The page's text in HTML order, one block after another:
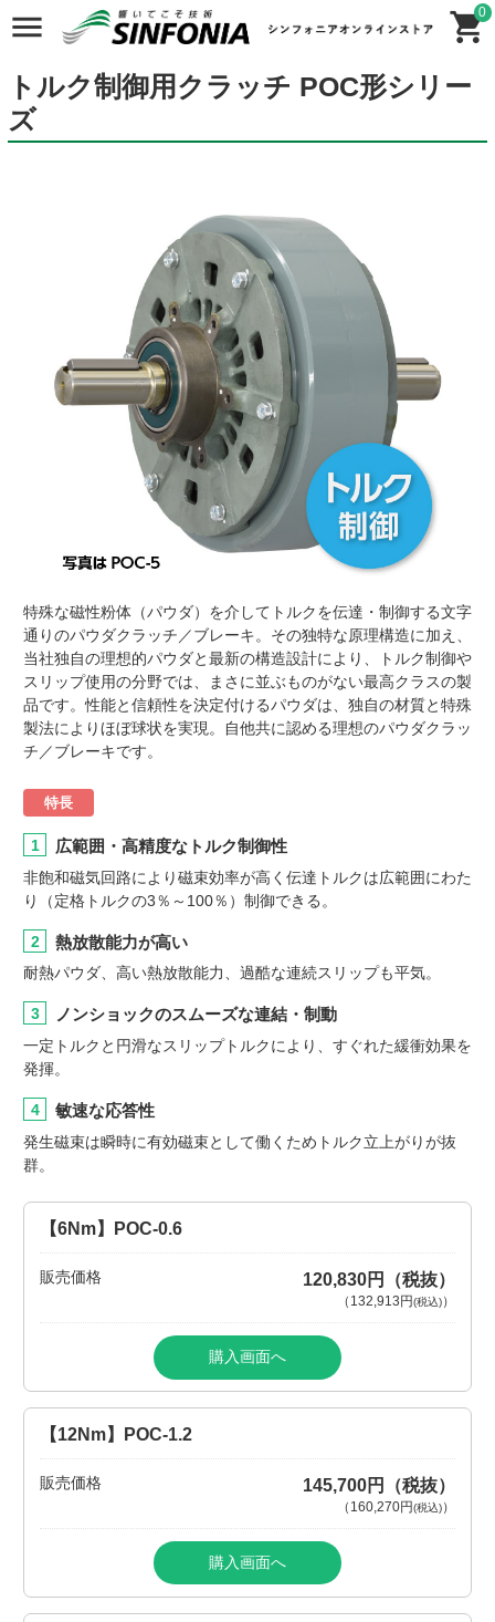
0
トルク制御⽤クラッチ POC形シリー
ズ
特殊な磁性粉体（パウダ）を介してトルクを伝達・制御する文字
通りのパウダクラッチ／ブレーキ。その独特な原理構造に加え、
当社独自の理想的パウダと最新の構造設計により、トルク制御や
スリップ使用の分野では、まさに並ぶものがない最高クラスの製
品です。性能と信頼性を決定付けるパウダは、独自の材質と特殊
製法によりほぼ球状を実現。自他共に認める理想のパウダクラッ
チ／ブレーキです。
特長
1 広範囲・高精度なトルク制御性
非飽和磁気回路により磁束効率が高く伝達トルクは広範囲にわた
り（定格トルクの3％～100％）制御できる。
2 熱放散能力が高い
耐熱パウダ、高い熱放散能力、過酷な連続スリップも平気。
3 ノンショックのスムーズな連結・制動
一定トルクと円滑なスリップトルクにより、すぐれた緩衝効果を
発揮。
4 敏速な応答性
発生磁束は瞬時に有効磁束として働くためトルク立上がりが抜
群。
【6Nm】POC-0.6
販売価格 120,830円（税抜）
（ 132,913円(税込)）
購入画面へ
【12Nm】POC-1.2
販売価格 145,700円（税抜）
（ 160,270円(税込)）
購入画面へ